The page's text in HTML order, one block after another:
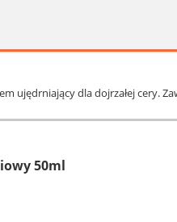
ujędrniający dla dojrzałej cery.
50ml